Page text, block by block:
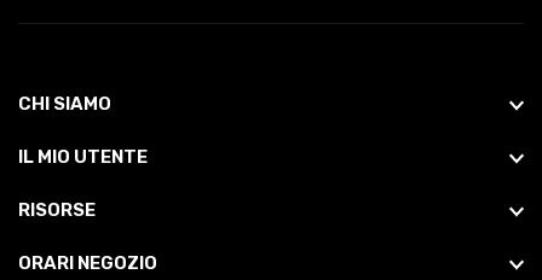
CHI SIAMO
IL MIO UTENTE
RISORSE
ORARI NEGOZIO